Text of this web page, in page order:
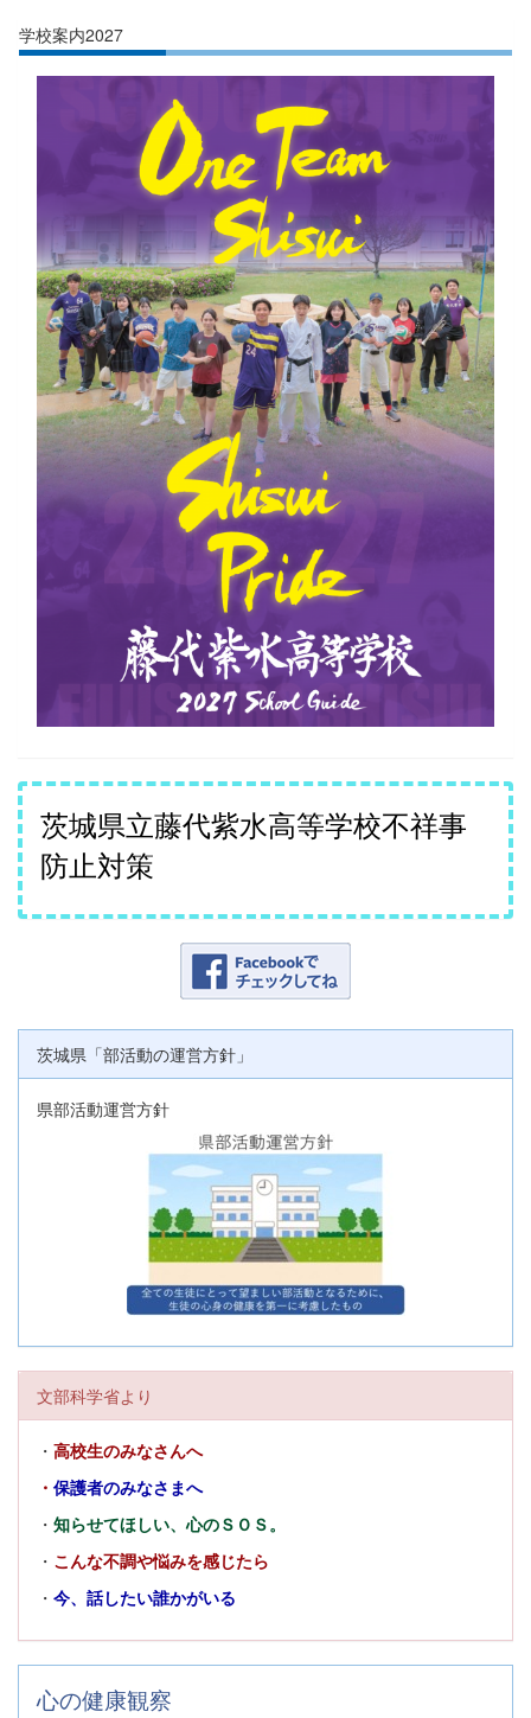
学校案内2027
茨城県立藤代紫水高等学校不祥事
防止対策
茨城県「部活動の運営方針」
県部活動運営方針
文部科学省より
・ 高校生のみなさんへ
・ 保護者のみなさまへ
・ 知らせてほしい、心のＳＯＳ。
・ こんな不調や悩みを感じたら
・ 今、話したい誰かがいる
心の健康観察